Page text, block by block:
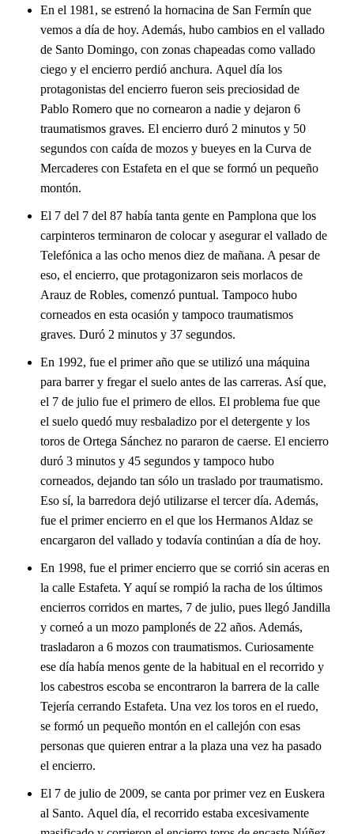
En el 1981, se estrenó la hornacina de San Fermín que
vemos a día de hoy. Además, hubo cambios en el vallado
de Santo Domingo, con zonas chapeadas como vallado
ciego y el encierro perdió anchura. Aquel día los
protagonistas del encierro fueron seis preciosidad de
Pablo Romero que no cornearon a nadie y dejaron 6
traumatismos graves. El encierro duró 2 minutos y 50
segundos con caída de mozos y bueyes en la Curva de
Mercaderes con Estafeta en el que se formó un pequeño
montón.
El 7 del 7 del 87 había tanta gente en Pamplona que los
carpinteros terminaron de colocar y asegurar el vallado de
Telefónica a las ocho menos diez de mañana. A pesar de
eso, el encierro, que protagonizaron seis morlacos de
Arauz de Robles, comenzó puntual. Tampoco hubo
corneados en esta ocasión y tampoco traumatismos
graves. Duró 2 minutos y 37 segundos.
En 1992, fue el primer año que se utilizó una máquina
para barrer y fregar el suelo antes de las carreras. Así que,
el 7 de julio fue el primero de ellos. El problema fue que
el suelo quedó muy resbaladizo por el detergente y los
toros de Ortega Sánchez no pararon de caerse. El encierro
duró 3 minutos y 45 segundos y tampoco hubo
corneados, dejando tan sólo un traslado por traumatismo.
Eso sí, la barredora dejó utilizarse el tercer día. Además,
fue el primer encierro en el que los Hermanos Aldaz se
encargaron del vallado y todavía continúan a día de hoy.
En 1998, fue el primer encierro que se corrió sin aceras en
la calle Estafeta. Y aquí se rompió la racha de los últimos
encierros corridos en martes, 7 de julio, pues llegó Jandilla
y corneó a un mozo pamplonés de 22 años. Además,
trasladaron a 6 mozos con traumatismos. Curiosamente
ese día había menos gente de la habitual en el recorrido y
los cabestros escoba se encontraron la barrera de la calle
Tejería cerrando Estafeta. Una vez los toros en el ruedo,
se formó un pequeño montón en el callejón con esas
personas que quieren entrar a la plaza una vez ha pasado
el encierro.
El 7 de julio de 2009, se canta por primer vez en Euskera
al Santo. Aquel día, el recorrido estaba excesivamente